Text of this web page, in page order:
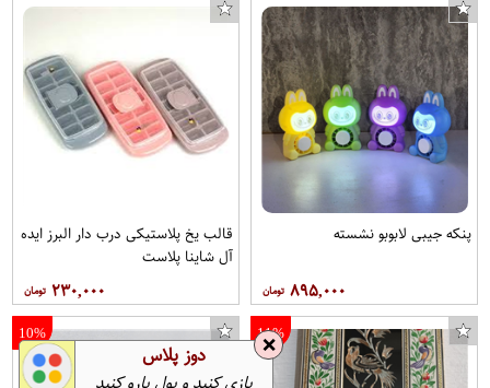
پنکه جیبی لابوبو نشسته
۸۹۵,۰۰۰
قالب یخ پلاستیکی درب دار البرز ایده
آل شاینا پلاست
۲۳۰,۰۰۰
11%
10% ❌ دوز پلاس
بازی کنید و پول پارو کنید